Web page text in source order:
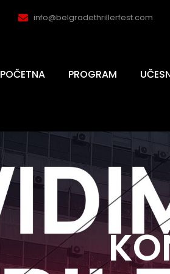
info@belgradethrillerfest.com
POČETNA PROGRAM